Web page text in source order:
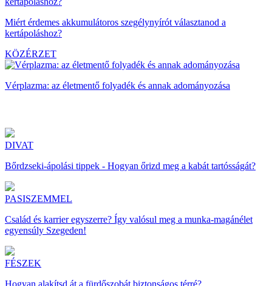
Miért érdemes akkumulátoros szegélynyírót választanod a
kertápoláshoz?
KÖZÉRZET
Vérplazma: az életmentő folyadék és annak adományozása
DIVAT
Bőrdzseki-ápolási tippek - Hogyan őrizd meg a kabát tartósságát?
PASISZEMMEL
Család és karrier egyszerre? Így valósul meg a munka-magánélet
egyensúly Szegeden!
FÉSZEK
Hogyan alakítsd át a fürdőszobát biztonságos térré?